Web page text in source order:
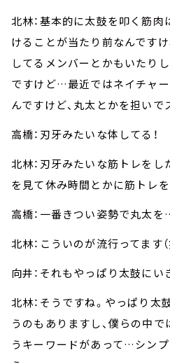
北林：基本的に太鼓を叩く筋
けることが当たり前なんです
してるメンバーとかもいたり
ですけど…最近ではネイチャ
んですけど、丸太とかを担い
高橋：刃牙みたいな体してる！
北林：刃牙みたいな筋トレを
を見て休み時間とかに筋トレを
高橋：一番きつい姿勢で丸太を…
北林：こういのが流行ってます（
向井：それもやっぱり太鼓にい
北林：そうですね。やっぱり太
うのもありますし、僕らの中
うキーワードがあって…シン